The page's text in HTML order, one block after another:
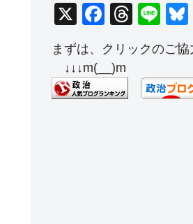
X
F
c
e
b
T
e
a
d
Li
e
まずは、クリックのご
↓↓↓m(__)m